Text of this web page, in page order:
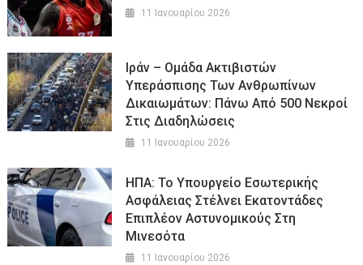
11 Ιανουαρίου 2026
Ιράν – Ομάδα Ακτιβιστών
Υπεράσπισης Των Ανθρωπίνων
Δικαιωμάτων: Πάνω Από 500 Νεκροί
Στις Διαδηλώσεις
11 Ιανουαρίου 2026
ΗΠΑ: Το Υπουργείο Εσωτερικής
Ασφάλειας Στέλνει Εκατοντάδες
Επιπλέον Αστυνομικούς Στη
Μινεσότα
11 Ιανουαρίου 2026